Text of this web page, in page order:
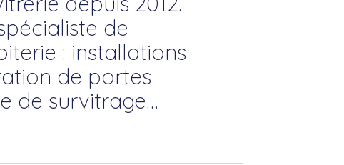
de
: installations
de portes
de survitrage…